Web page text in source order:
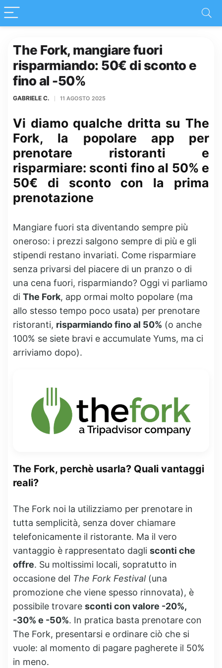
The Fork, mangiare fuori
risparmiando: 50€ di sconto e
fino al -50%
GABRIELE C. 11 AGOSTO 2025
Vi diamo qualche dritta su The
Fork, la popolare app per
prenotare ristoranti e
risparmiare: sconti fino al 50% e
50€ di sconto con la prima
prenotazione
Mangiare fuori sta diventando sempre più
oneroso: i prezzi salgono sempre di più e gli
stipendi restano invariati. Come risparmiare
senza privarsi del piacere di un pranzo o di
una cena fuori, risparmiando? Oggi vi parliamo
di The Fork, app ormai molto popolare (ma
allo stesso tempo poco usata) per prenotare
ristoranti, risparmiando fino al 50% (o anche
100% se siete bravi e accumulate Yums, ma ci
arriviamo dopo).
The Fork, perchè usarla? Quali vantaggi
reali?
The Fork noi la utilizziamo per prenotare in
tutta semplicità, senza dover chiamare
telefonicamente il ristorante. Ma il vero
vantaggio è rappresentato dagli sconti che
offre. Su moltissimi locali, sopratutto in
occasione del The Fork Festival(una
promozione che viene spesso rinnovata), è
possibile trovare sconti con valore -20%,
-30% e -50%. In pratica basta prenotare con
The Fork, presentarsi e ordinare ciò che si
vuole: al momento di pagare pagherete il 50%
in meno.